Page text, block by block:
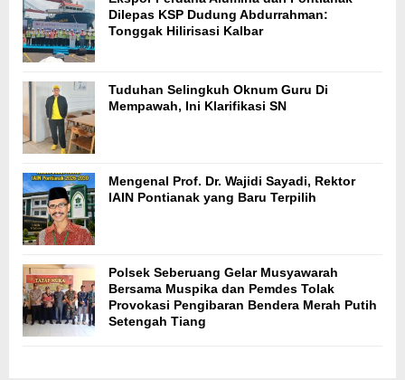
Dilepas KSP Dudung Abdurrahman:
Tonggak Hilirisasi Kalbar
Tuduhan Selingkuh Oknum Guru Di
Mempawah, Ini Klarifikasi SN
Mengenal Prof. Dr. Wajidi Sayadi, Rektor
IAIN Pontianak yang Baru Terpilih
Polsek Seberuang Gelar Musyawarah
Bersama Muspika dan Pemdes Tolak
Provokasi Pengibaran Bendera Merah Putih
Setengah Tiang